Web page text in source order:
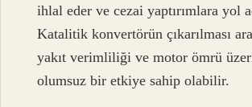
ihlal eder ve cezai yaptırımlara yol
Katalitik konvertörün çıkarılması
yakıt verimliliği ve motor ömrü
olumsuz bir etkiye sahip olabilir.